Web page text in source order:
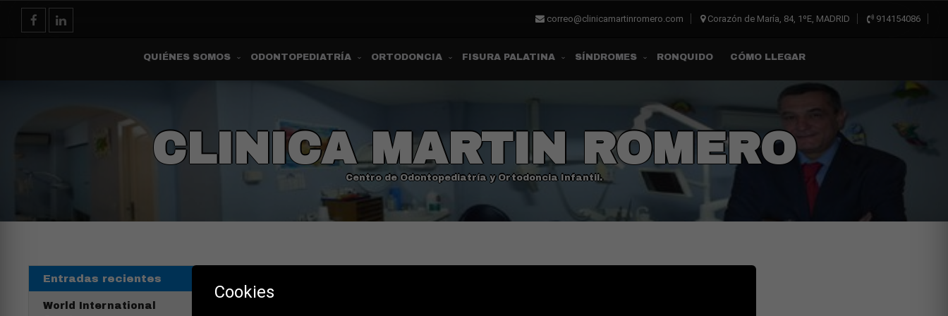
correo@clinicamartinromero.com Corazón de María, 84, 1ºE, MADRID 914154086
QUIÉNES SOMOS ODONTOPEDIATRÍA ORTODONCIA FISURA PALATINA SÍNDROMES RONQUIDO CÓMO LLEGAR
CLINICA MARTIN ROMERO
Centro de Odontopediatría y Ortodoncia Infantil.
Entradas recientes
World International
Cookies